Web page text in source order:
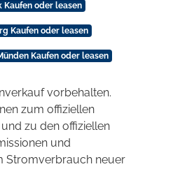
Kaufen oder leasen
Kaufen oder leasen
Kaufen oder leasen
vorbehalten.
zum offiziellen
zu den offiziellen
und
Stromverbrauch neuer